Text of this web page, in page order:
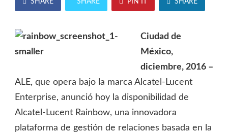
Ciudad de
México,
diciembre, 2016 –
ALE, que opera bajo la marca Alcatel-Lucent
Enterprise, anunció hoy la disponibilidad de
Alcatel-Lucent Rainbow, una innovadora
plataforma de gestión de relaciones basada en la